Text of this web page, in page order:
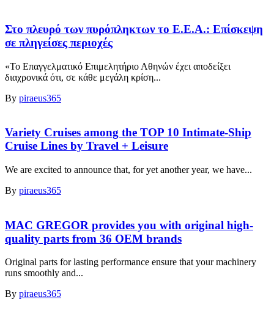
Στο πλευρό των πυρόπληκτων το Ε.Ε.Α.: Επίσκεψη
σε πληγείσες περιοχές
«Το Επαγγελματικό Επιμελητήριο Αθηνών έχει αποδείξει
διαχρονικά ότι, σε κάθε μεγάλη κρίση...
By piraeus365
Variety Cruises among the TOP 10 Intimate-Ship
Cruise Lines by Travel + Leisure
We are excited to announce that, for yet another year, we have...
By piraeus365
MAC GREGOR provides you with original high-
quality parts from 36 OEM brands
Original parts for lasting performance ensure that your machinery
runs smoothly and...
By piraeus365